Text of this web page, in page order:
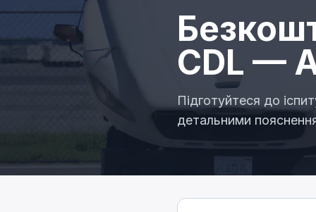
CDL —
Підготуйтеся до
детальними